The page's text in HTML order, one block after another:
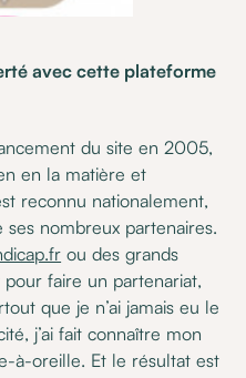
avec cette plateforme
du site en 2005,
en la matière et
reconnu nationalement,
nombreux partenaires.
ou des grands
faire un partenariat,
que je n’ai jamais eu le
j’ai fait connaître mon
à-oreille. Et le résultat est